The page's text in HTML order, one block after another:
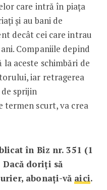
care intră în piața
și au bani de
decât cei care intrau
Companiile depind
aceste schimbări de
iar retragerea
sprijin
termen scurt, va crea
în Biz nr. 351 (1
Dacă doriți să
abonați-vă aici.